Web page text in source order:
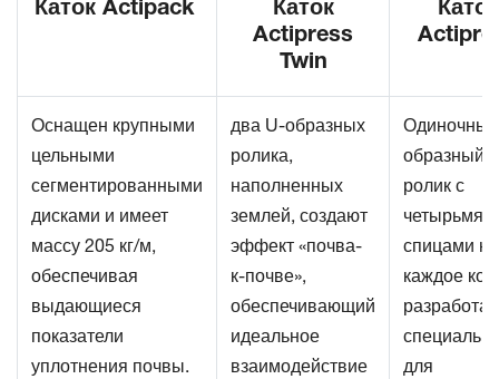
Каток Actipack
Каток
Actipress
Twin
Каток
Оснащен крупными
цельными
сегментированными
дисками и имеет
массу 205 кг/м,
обеспечивая
выдающиеся
показатели
уплотнения почвы.
два U-образных
ролика,
наполненных
землей, создают
эффект «почва-
к-почве»,
обеспечивающий
идеальное
взаимодействие
образный
ролик с
четырьмя
спицами на
каждое
для